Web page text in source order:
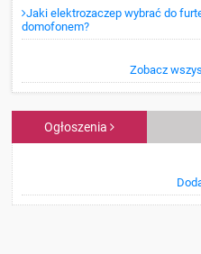
Jaki elektrozaczep wybrać do
domofonem?
Zobacz
Ogłoszenia